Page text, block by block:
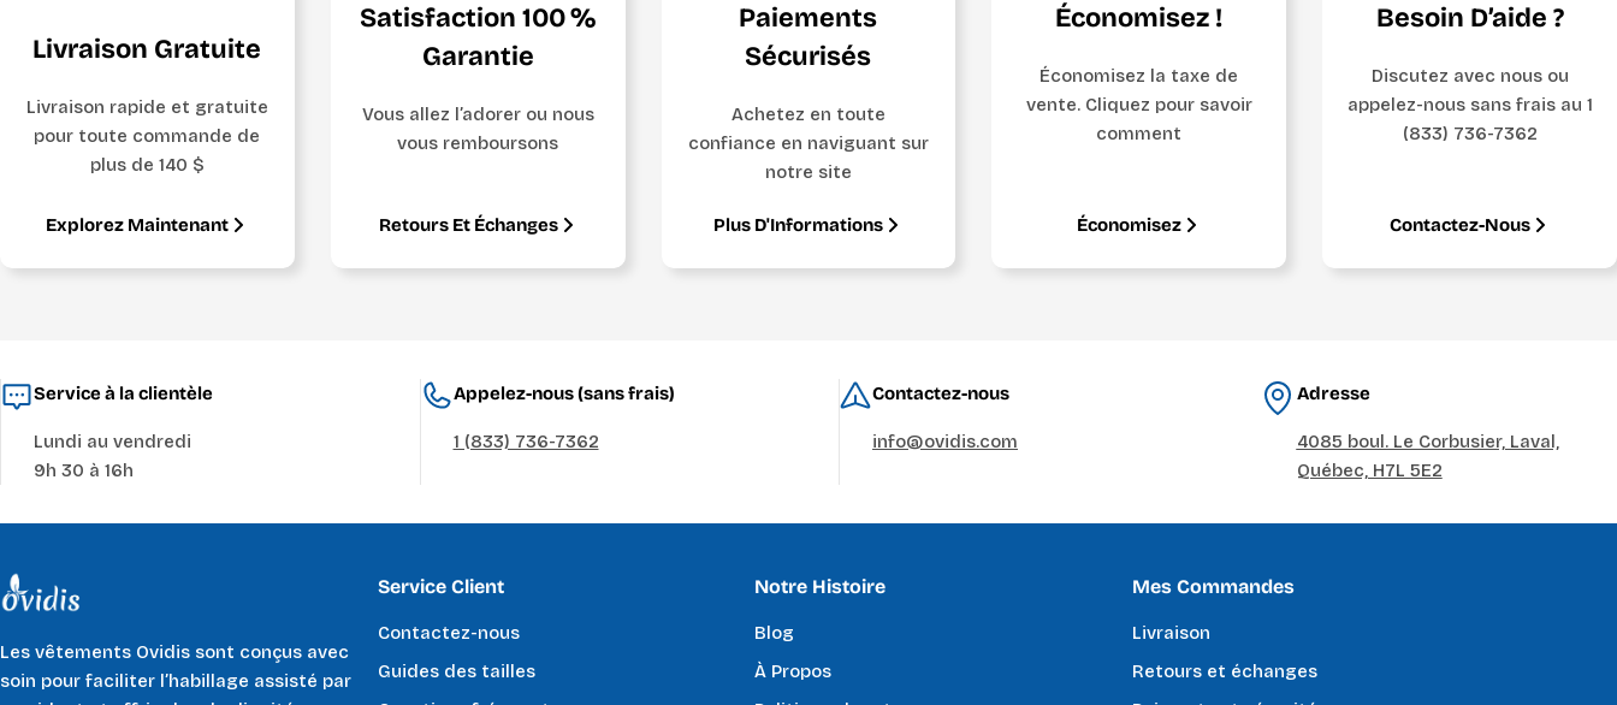
Livraison Gratuite
Livraison rapide et gratuite
pour toute commande de
plus de 140 $
Explorez Maintenant
Satisfaction 100 %
Garantie
Vous allez l’adorer ou nous
vous remboursons
Retours Et Échanges
Paiements
Sécurisés
Achetez en toute
confiance en naviguant sur
notre site
Plus D'Informations
Économisez !
Économisez la taxe de
vente. Cliquez pour savoir
comment
Économisez
Besoin D’aide ?
Discutez avec nous ou
appelez-nous sans frais au 1
(833) 736-7362
Contactez-Nous
Service à la clientèle
Lundi au vendredi
9h 30 à 16h
Appelez-nous (sans frais)
1 (833) 736-7362
Contactez-nous
info@ovidis.com
Adresse
4085 boul. Le Corbusier, Laval,
Québec, H7L 5E2
Les vêtements Ovidis sont conçus avec
soin pour faciliter l’habillage assisté par
Service Client
Contactez-nous
Guides des tailles
Notre Histoire
Blog
À Propos
Mes Commandes
Livraison
Retours et échanges